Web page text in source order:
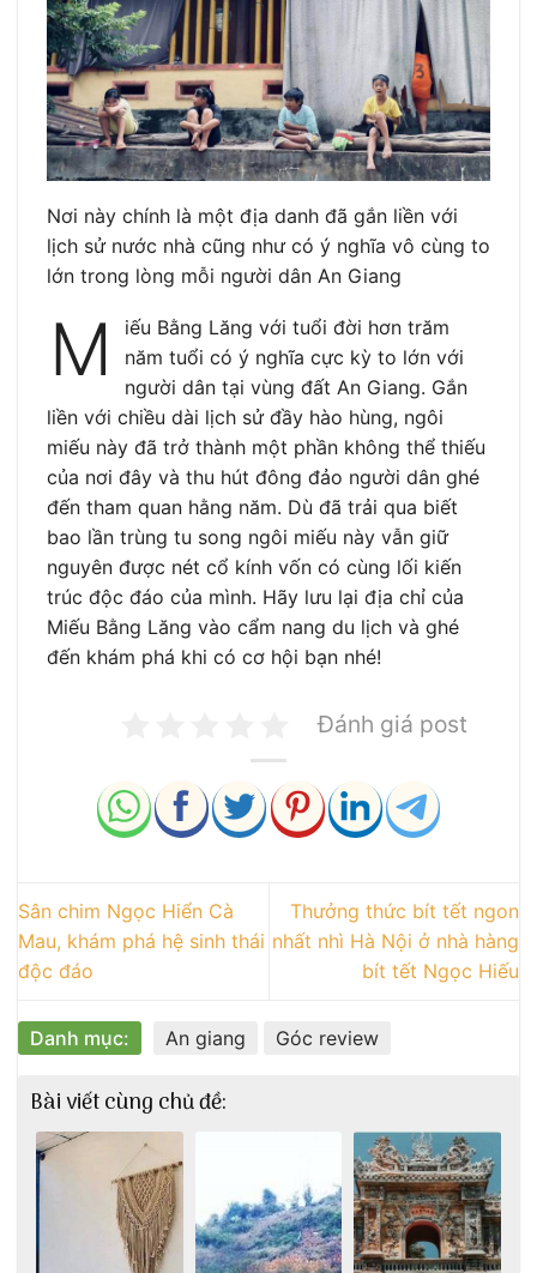
Nơi này chính là một địa danh đã gắn liền với
lịch sử nước nhà cũng như có ý nghĩa vô cùng to
lớn trong lòng mỗi người dân An Giang
M
iếu Bằng Lăng với tuổi đời hơn trăm
năm tuổi có ý nghĩa cực kỳ to lớn với
người dân tại vùng đất An Giang. Gắn
liền với chiều dài lịch sử đầy hào hùng, ngôi
miếu này đã trở thành một phần không thể thiếu
của nơi đây và thu hút đông đảo người dân ghé
đến tham quan hằng năm. Dù đã trải qua biết
bao lần trùng tu song ngôi miếu này vẫn giữ
nguyên được nét cổ kính vốn có cùng lối kiến
trúc độc đáo của mình. Hãy lưu lại địa chỉ của
Miếu Bằng Lăng vào cẩm nang du lịch và ghé
đến khám phá khi có cơ hội bạn nhé!
Đánh giá post
Sân chim Ngọc Hiển Cà
Mau, khám phá hệ sinh thái
độc đáo
Thưởng thức bít tết ngon
nhất nhì Hà Nội ở nhà hàng
bít tết Ngọc Hiếu
Danh mục: An giang Góc review
Bài viết cùng chủ đề: